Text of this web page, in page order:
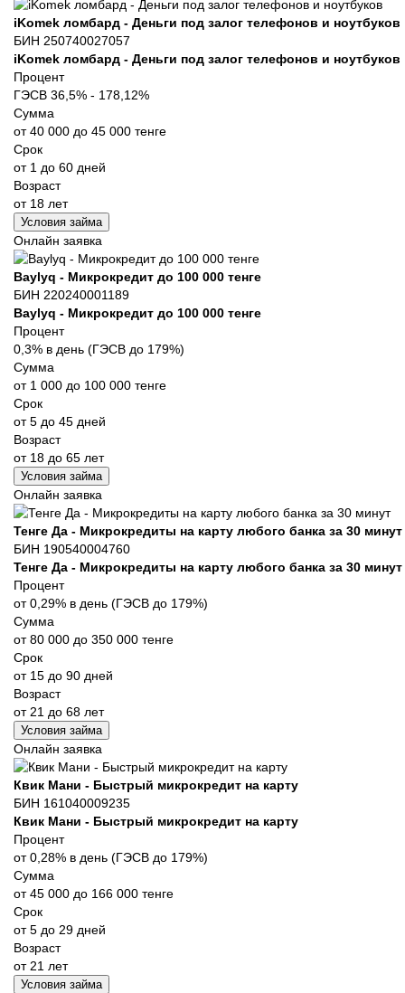
iKomek ломбард - Деньги под залог телефонов и ноутбуков
БИН 250740027057
iKomek ломбард - Деньги под залог телефонов и ноутбуков
Процент
ГЭСВ 36,5% - 178,12%
Сумма
от 40 000 до 45 000 тенге
Срок
от 1 до 60 дней
Возраст
от 18 лет
Условия займа
Онлайн заявка
Baylyq - Микрокредит до 100 000 тенге
БИН 220240001189
Baylyq - Микрокредит до 100 000 тенге
Процент
0,3% в день (ГЭСВ до 179%)
Сумма
от 1 000 до 100 000 тенге
Срок
от 5 до 45 дней
Возраст
от 18 до 65 лет
Условия займа
Онлайн заявка
Тенге Да - Микрокредиты на карту любого банка за 30 минут
БИН 190540004760
Тенге Да - Микрокредиты на карту любого банка за 30 минут
Процент
от 0,29% в день (ГЭСВ до 179%)
Сумма
от 80 000 до 350 000 тенге
Срок
от 15 до 90 дней
Возраст
от 21 до 68 лет
Условия займа
Онлайн заявка
Квик Мани - Быстрый микрокредит на карту
БИН 161040009235
Квик Мани - Быстрый микрокредит на карту
Процент
от 0,28% в день (ГЭСВ до 179%)
Сумма
от 45 000 до 166 000 тенге
Срок
от 5 до 29 дней
Возраст
от 21 лет
Условия займа